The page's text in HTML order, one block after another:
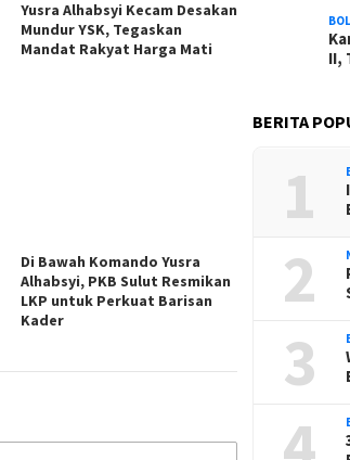
Yusra Alhabsyi Kecam Desakan
Mundur YSK, Tegaskan
Mandat Rakyat Harga Mati
Di Bawah Komando Yusra
Alhabsyi, PKB Sulut Resmikan
LKP untuk Perkuat Barisan
Kader
II,
BERITA
1
2
3